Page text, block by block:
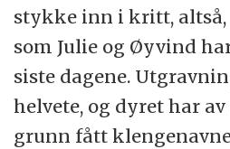
stykke inn i kritt, altså,
som Julie og Øyvind
siste dagene.
helvete, og dyret har
grunn fått